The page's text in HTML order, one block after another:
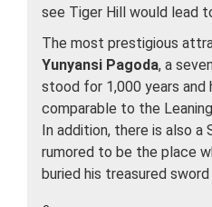
see Tiger Hill would lead
The most prestigious
Yunyansi Pagoda, a
stood for 1,000 years and
comparable to the
In addition, there is also a
rumored to be the place
buried his treasured